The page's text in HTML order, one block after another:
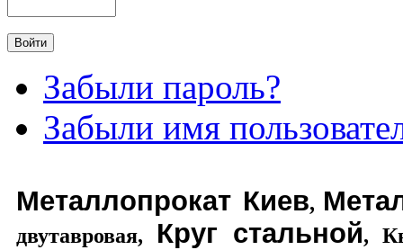
Забыли пароль?
Забыли имя
Металлопрокат Киев,
двутавровая, Круг стальной,